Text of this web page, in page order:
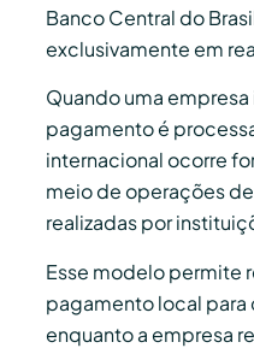
Banco Central do
exclusivamente em
Quando uma
pagamento é
internacional ocorre
meio de operações
realizadas por
Esse modelo permite
pagamento local para
enquanto a empresa